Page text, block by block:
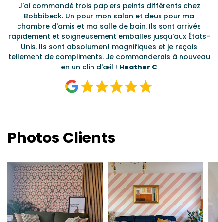
J'ai commandé trois papiers peints différents chez
Bobbibeck. Un pour mon salon et deux pour ma
chambre d'amis et ma salle de bain. Ils sont arrivés
rapidement et soigneusement emballés jusqu'aux États-
Unis. Ils sont absolument magnifiques et je reçois
tellement de compliments. Je commanderais à nouveau
en un clin d'œil ! Heather C
Photos Clients